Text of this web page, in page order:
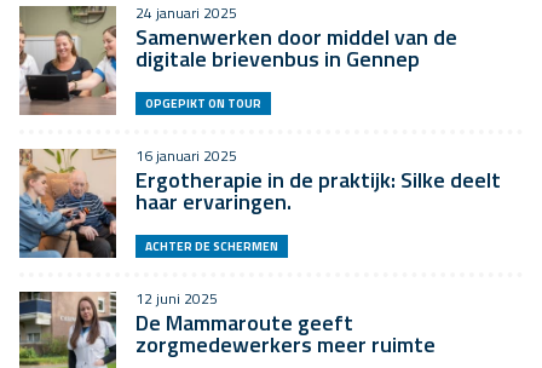
24 januari 2025
Samenwerken door middel van de
digitale brievenbus in Gennep
OPGEPIKT ON TOUR
16 januari 2025
Ergotherapie in de praktijk: Silke deelt
haar ervaringen.
ACHTER DE SCHERMEN
12 juni 2025
De Mammaroute geeft
zorgmedewerkers meer ruimte